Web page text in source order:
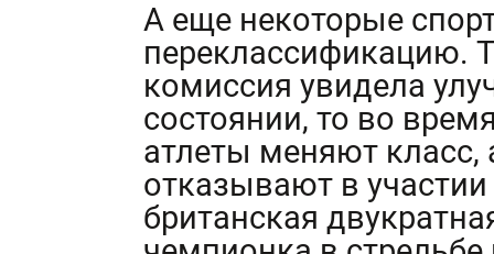
А еще некоторые
переклассификацию.
комиссия увидела
состоянии, то во
атлеты меняют
отказывают в
британская